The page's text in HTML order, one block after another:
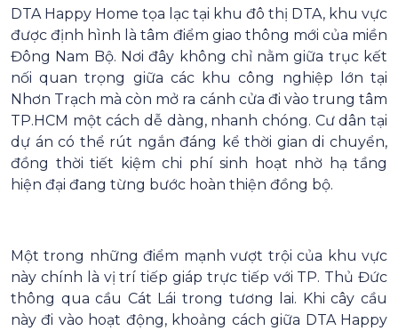
DTA Happy Home tọa lạc tại khu đô thị DTA, khu vực
được định hình là tâm điểm giao thông mới của miền
Đông Nam Bộ. Nơi đây không chỉ nằm giữa trục kết
nối quan trọng giữa các khu công nghiệp lớn tại
Nhơn Trạch mà còn mở ra cánh cửa đi vào trung tâm
TP.HCM một cách dễ dàng, nhanh chóng. Cư dân tại
dự án có thể rút ngắn đáng kể thời gian di chuyển,
đồng thời tiết kiệm chi phí sinh hoạt nhờ hạ tầng
hiện đại đang từng bước hoàn thiện đồng bộ.
Một trong những điểm mạnh vượt trội của khu vực
này chính là vị trí tiếp giáp trực tiếp với TP. Thủ Đức
thông qua cầu Cát Lái trong tương lai. Khi cây cầu
này đi vào hoạt động, khoảng cách giữa DTA Happy